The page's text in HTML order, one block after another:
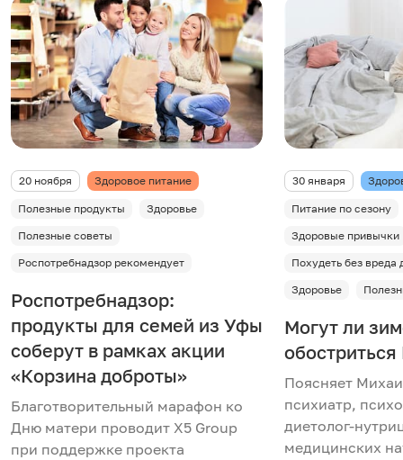
20 ноября Здоровое питание
Полезные продукты
Здоровье
Полезные советы
Роспотребнадзор рекомендует
Роспотребнадзор:
продукты для семей из Уфы
соберут в рамках акции
«Корзина доброты»
Благотворительный марафон ко
Дню матери проводит X5 Group
при поддержке проекта
30 января
Питание по сезону
Здоровые привычки
Похудеть без вреда
Здоровье
Могут ли
Поясняет
психиатр,
диетолог-
медицинских